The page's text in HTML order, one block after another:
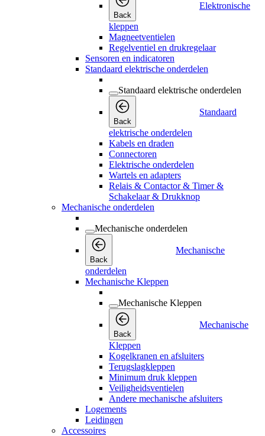
Back
Elektronische
kleppen
Magneetventielen
Regelventiel en drukregelaar
Sensoren en indicatoren
Standaard elektrische onderdelen
Standaard elektrische onderdelen
Back
Standaard
elektrische onderdelen
Kabels en draden
Connectoren
Elektrische onderdelen
Wartels en adapters
Relais & Contactor & Timer &
Schakelaar & Drukknop
Mechanische onderdelen
Mechanische onderdelen
Back
Mechanische
onderdelen
Mechanische Kleppen
Mechanische Kleppen
Back
Mechanische
Kleppen
Kogelkranen en afsluiters
Terugslagkleppen
Minimum druk kleppen
Veiligheidsventielen
Andere mechanische afsluiters
Logements
Leidingen
Accessoires